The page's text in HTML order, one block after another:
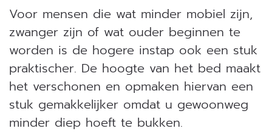
Voor mensen die wat minder mobiel zijn,
zwanger zijn of wat ouder beginnen te
worden is de hogere instap ook een stuk
praktischer. De hoogte van het bed maakt
het verschonen en opmaken hiervan een
stuk gemakkelijker omdat u gewoonweg
minder diep hoeft te bukken.